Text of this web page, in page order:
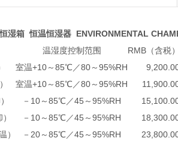
恒湿箱 恒温恒湿器 ENVIRONMENTAL
温湿度控制范围
RMB（含税）
室温+10～85℃／80～95%RH
室温+10～85℃／80～95%RH
－10～85℃／45～95%RH
－10～85℃／45～95%RH
） －20～85℃／45～95%RH